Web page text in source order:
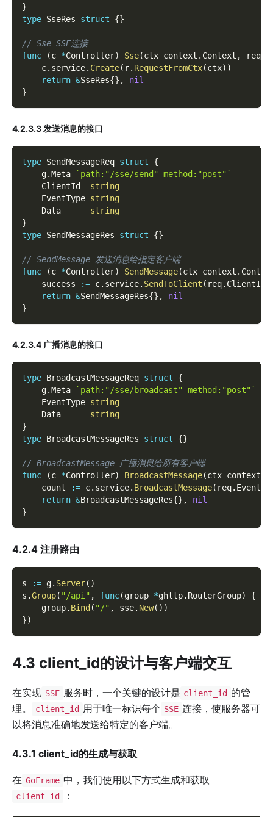
}
type SseRes struct {}
// Sse SSE连接
func
(c *Controller) Sse(ctx context . Context , req
    c
. service. Create( r. RequestFromCtx(ctx) )
return &SseRes{} ,
nil
}
4.2.3.3 发送消息的接口
type SendMessageReq struct
{
    g
.Meta
`path:"/sse/send" method:"post"`
    ClientId
string
    EventType
string
    Data
string
}
type SendMessageRes struct {}
// SendMessage 发送消息给指定客户端
func
(c *Controller) SendMessage(ctx context .
    success
:= c. service. SendToClient ( req. ClientId
return &SendMessageRes{} ,
nil
}
4.2.3.4 广播消息的接口
type BroadcastMessageReq struct
{
    g
.Meta
`path:"/sse/broadcast" method:"post"`
    EventType
string
    Data
string
}
type BroadcastMessageRes struct {}
// BroadcastMessage 广播消息给所有客户端
func
(c *Controller) BroadcastMessage(ctx context
    count
:= c. service. BroadcastMessage( req.
return &BroadcastMessageRes{} ,
nil
}
4.2.4 注册路由
s := g. Server( )
s .Group( "/api" , func(group *ghttp. RouterGroup)
{
    group
. Bind ( "/" , sse. New( ) )
})
4.3 client_id的设计与客户端交互
在实现 SSE 服务时，一个关键的设计是 client_id 的管
理。
client_id 用于唯一标识每个 SSE 连接，使服务器可
以将消息准确地发送给特定的客户端。
4.3.1 client_id的生成与获取
在 GoFrame 中，我们使用以下方式生成和获取
client_id ：